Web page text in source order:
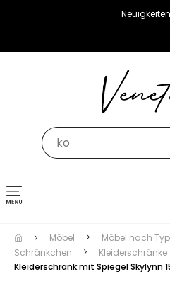
Neuigkeiten
Umschalten
der
Navigation
Möbel Möbel nach Typ
Schränkchen
Kleiderschränke
Kleiderschrank mit Spiegel Skylynn